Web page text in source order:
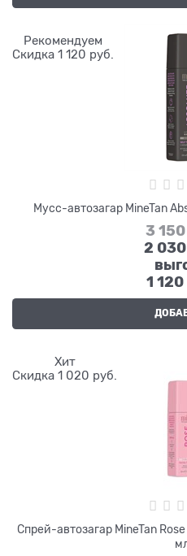
Рекомендуем
Скидка 1 120 руб.
Мусс-автозагар MineTan
3 150
2 030
1
Хит
Скидка 1 020 руб.
Спрей-автозагар MineTan